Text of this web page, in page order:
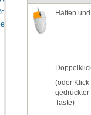
in ArcGlobeHalten
Taste)